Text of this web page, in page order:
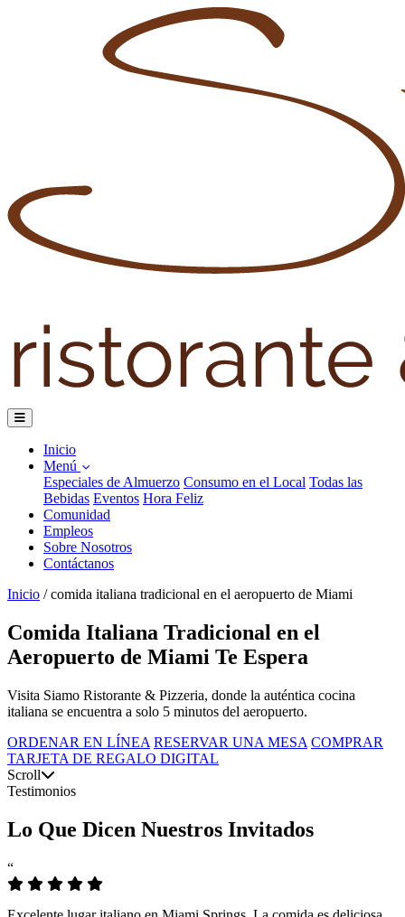
Inicio
Menú
Especiales de Almuerzo Consumo en el Local Todas las
Bebidas Eventos Hora Feliz
Comunidad
Empleos
Sobre Nosotros
Contáctanos
Inicio / comida italiana tradicional en el aeropuerto de Miami
Comida Italiana Tradicional en el
Aeropuerto de Miami Te Espera
Visita Siamo Ristorante & Pizzeria, donde la auténtica cocina
italiana se encuentra a solo 5 minutos del aeropuerto.
ORDENAR EN LÍNEA RESERVAR UNA MESA COMPRAR
TARJETA DE REGALO DIGITAL
Scroll
Testimonios
Lo Que Dicen Nuestros Invitados
“